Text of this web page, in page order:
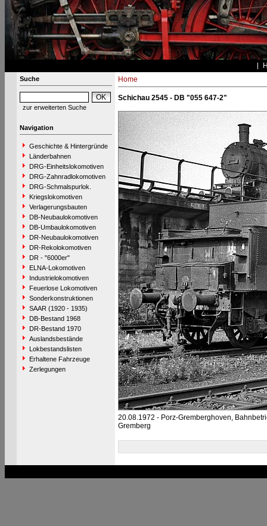
Suche
zur erweiterten Suche
Navigation
Geschichte & Hintergründe
Länderbahnen
DRG-Einheitslokomotiven
DRG-Zahnradlokomotiven
DRG-Schmalspurlok.
Kriegslokomotiven
Verlagerungsbauten
DB-Neubaulokomotiven
DB-Umbaulokomotiven
DR-Neubaulokomotiven
DR-Rekolokomotiven
DR - "6000er"
ELNA-Lokomotiven
Industrielokomotiven
Feuerlose Lokomotiven
Sonderkonstruktionen
SAAR (1920 - 1935)
DB-Bestand 1968
DR-Bestand 1970
Auslandsbestände
Lokbestandslisten
Erhaltene Fahrzeuge
Zerlegungen
Home
Schichau 2545 - DB "055 647-2"
20.08.1972 - Porz-Gremberghoven,
Gremberg